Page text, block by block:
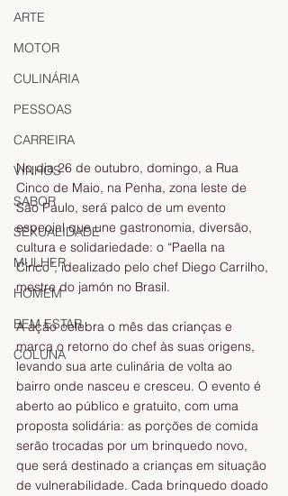
ARTE
MOTOR
CULINÁRIA
PESSOAS
CARREIRA
VINHOS
SABOR
SEXUALIDADE
MULHER
HOMEM
BEM ESTAR
COLUNA
No dia 26 de outubro, domingo, a Rua
Cinco de Maio, na Penha, zona leste de
São Paulo, será palco de um evento
especial que une gastronomia, diversão,
cultura e solidariedade: o “Paella na
Cinco”, idealizado pelo chef Diego Carrilho,
mestre do jamón no Brasil.
A ação celebra o mês das crianças e
marca o retorno do chef às suas origens,
levando sua arte culinária de volta ao
bairro onde nasceu e cresceu. O evento é
aberto ao público e gratuito, com uma
proposta solidária: as porções de comida
serão trocadas por um brinquedo novo,
que será destinado a crianças em situação
de vulnerabilidade. Cada brinquedo doado